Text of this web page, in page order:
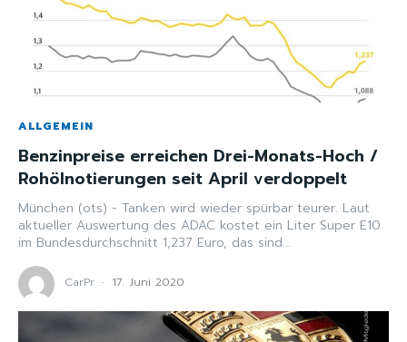
ALLGEMEIN
Benzinpreise erreichen Drei-Monats-Hoch /
Rohölnotierungen seit April verdoppelt
München (ots) - Tanken wird wieder spürbar teurer. Laut
aktueller Auswertung des ADAC kostet ein Liter Super E10
im Bundesdurchschnitt 1,237 Euro, das sind...
CarPr - 17. Juni 2020